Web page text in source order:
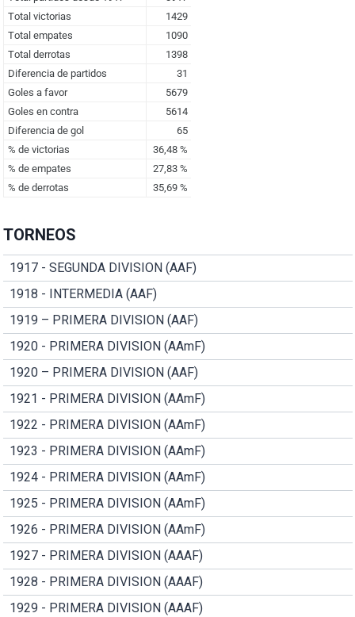
TORNEOS
1917 - SEGUNDA DIVISION (AAF)
1918 - INTERMEDIA (AAF)
1919 – PRIMERA DIVISION (AAF)
1920 - PRIMERA DIVISION (AAmF)
1920 – PRIMERA DIVISION (AAF)
1921 - PRIMERA DIVISION (AAmF)
1922 - PRIMERA DIVISION (AAmF)
1923 - PRIMERA DIVISION (AAmF)
1924 - PRIMERA DIVISION (AAmF)
1925 - PRIMERA DIVISION (AAmF)
1926 - PRIMERA DIVISION (AAmF)
1927 - PRIMERA DIVISION (AAAF)
1928 - PRIMERA DIVISION (AAAF)
1929 - PRIMERA DIVISION (AAAF)